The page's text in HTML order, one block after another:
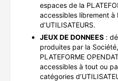
espaces de la
accessibles librement à
d’UTILISATEURS.
JEUX DE DONNEES :
produites par la
PLATEFORME
accessibles à tout ou
catégories